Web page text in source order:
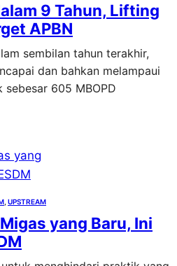
9 Tahun, Lifting
APBN
sembilan tahun terakhir,
dan bahkan melampaui
605 MBOPD
UPSTREAM
yang Baru, Ini